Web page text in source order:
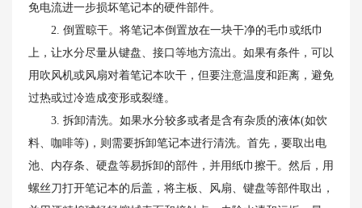
免电流进一步损坏笔记本的硬件部件。
2. 倒置晾干。将笔记本倒置放在一块干净的毛巾或纸巾
上，让水分尽量从键盘、接口等地方流出。如果有条件，可以
用吹风机或风扇对着笔记本吹干，但要注意温度和距离，避免
过热或过冷造成变形或裂缝。
3. 拆卸清洗。如果水分较多或者是含有杂质的液体(如饮
料、咖啡等)，则需要拆卸笔记本进行清洗。首先，要取出电
池、内存条、硬盘等易拆卸的部件，并用纸巾擦干。然后，用
螺丝刀打开笔记本的后盖，将主板、风扇、键盘等部件取出，